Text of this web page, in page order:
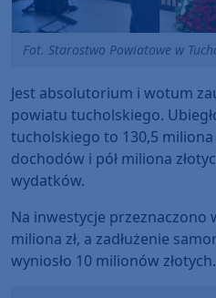
Fot. Starostwo Powiatowe w
Jest absolutorium i wotum
powiatu tucholskiego.
tucholskiego to 130,5
dochodów i pół miliona
wydatków.
Na inwestycje przeznaczono
miliona zł, a zadłużenie
wyniosło 10 milionów złotych.